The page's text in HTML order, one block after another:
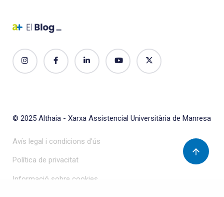
© 2025 Althaia - Xarxa Assistencial Universitària de Manresa
Avís legal i condicions d’ús
Política de privacitat
Informació sobre cookies